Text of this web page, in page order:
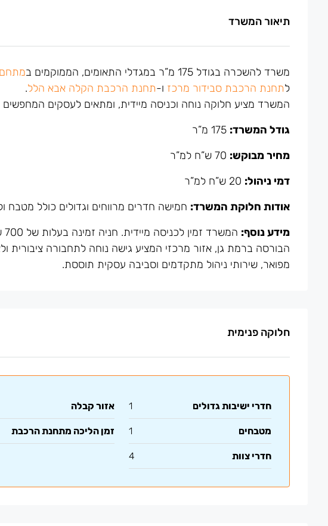
תיאור המשרד
משרד להשכרה בגודל 175 מ”ר במגדלי התאומים, הממוקמים ב
לתחנת הרכבת סבידור מרכז ו-תחנת הרכבת הקלה אבא הלל.
המשרד מציע חלוקה נוחה וכניסה מיידית, ומתאים לעסקים המחפשים
גודל המשרד:
מחיר מבוקש:
דמי ניהול:
אודות חלוקת המשרד: חמישה חדרים מרווחים וגדולים כולל מטבח
מידע נוסף:
הבורסה ברמת גן, אזור מרכזי המציע גישה נוחה לתחבורה ציבורית
מפואר, שירותי ניהול מתקדמים וסביבה עסקית תוססת.
חלוקה פנימית
חדרי ישיבות גדולים 1 אזור קבלה
מטבחים 1 זמן הליכה מתחנת הרכבת
חדרי צוות 4